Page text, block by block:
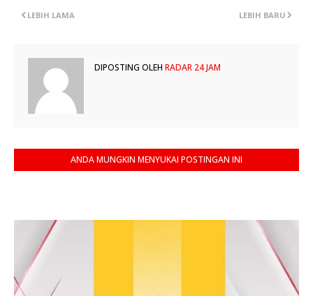
LEBIH BARU
LEBIH LAMA
DIPOSTING OLEH RADAR 24 JAM
ANDA MUNGKIN MENYUKAI POSTINGAN INI